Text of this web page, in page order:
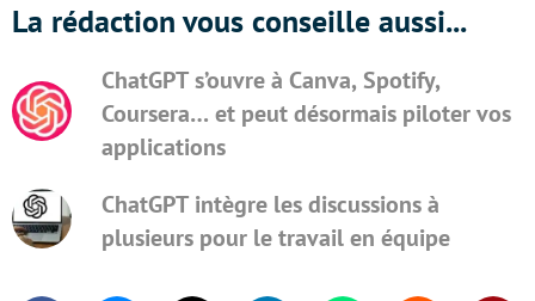
La rédaction vous conseille aussi...
ChatGPT s’ouvre à Canva, Spotify,
Coursera… et peut désormais piloter vos
applications
ChatGPT intègre les discussions à
plusieurs pour le travail en équipe